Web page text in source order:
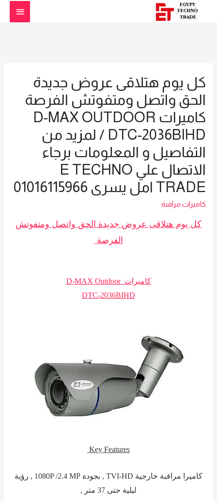
كل يوم هتلاقى عروض جديدة
الحق واتصل ومتفوتش الفرصة
كاميرات D-MAX OUTDOOR
DTC-2036BIHD / لمزيد من
التفاصيل و المعلومات برجاء
الاتصال علي E TECHNO
TRADE امل يسرى 01016115966
كاميرات مراقبة
كل يوم هتلاقى عروض جديدة الحق واتصل ومتفوتش
الفرصة
كاميرات D-MAX Outdoor
DTC-2036BIHD
Key Features
كاميرا مراقبة خارجية TVI-HD , بجودة 1080P /2.4 MP , رؤية
ليلية حتى 37 متر ,